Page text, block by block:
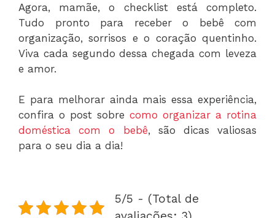
Agora, mamãe, o checklist está completo.
Tudo pronto para receber o bebê com
organização, sorrisos e o coração quentinho.
Viva cada segundo dessa chegada com leveza
e amor.
E para melhorar ainda mais essa experiência,
confira o post sobre como organizar a rotina
doméstica com o bebê, são dicas valiosas
para o seu dia a dia!
5/5 - (Total de